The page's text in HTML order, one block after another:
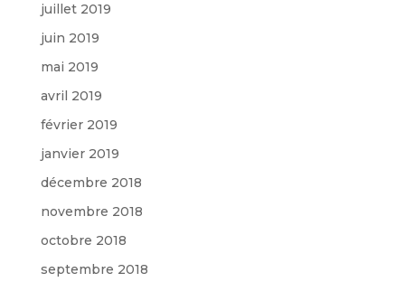
juillet 2019
juin 2019
mai 2019
avril 2019
février 2019
janvier 2019
décembre 2018
novembre 2018
octobre 2018
septembre 2018